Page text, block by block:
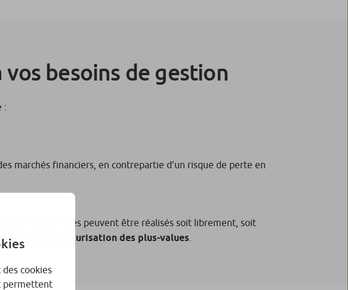
besoins de gestion
:
marchés financiers, en contrepartie d’un risque de perte en
Ces arbitrages peuvent être réalisés soit librement, soit
intérêts ou sécurisation des plus-values
cookies
permettent